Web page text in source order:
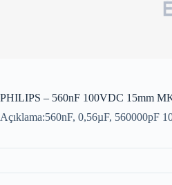
PHILIPS – 560nF 100VDC 15mm
Açıklama:560nF, 0,56µF, 560000pF